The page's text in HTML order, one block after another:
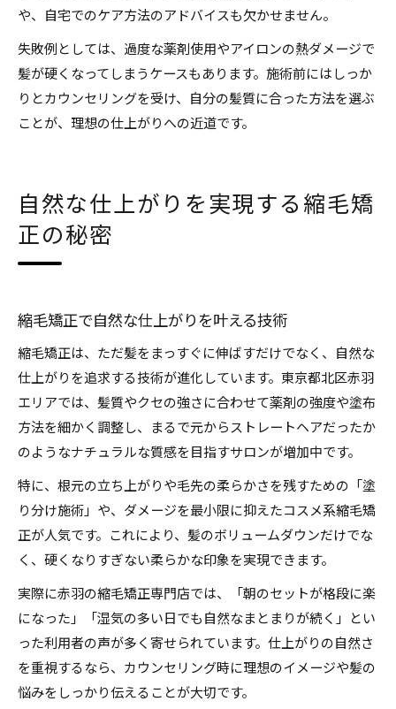
や、自宅でのケア方法のアドバイスも欠かせません。
失敗例としては、過度な薬剤使用やアイロンの熱ダメージで
髪が硬くなってしまうケースもあります。施術前にはしっか
りとカウンセリングを受け、自分の髪質に合った方法を選ぶ
ことが、理想の仕上がりへの近道です。
自然な仕上がりを実現する縮毛矯
正の秘密
縮毛矯正で自然な仕上がりを叶える技術
縮毛矯正は、ただ髪をまっすぐに伸ばすだけでなく、自然な
仕上がりを追求する技術が進化しています。東京都北区赤羽
エリアでは、髪質やクセの強さに合わせて薬剤の強度や塗布
方法を細かく調整し、まるで元からストレートヘアだったか
のようなナチュラルな質感を目指すサロンが増加中です。
特に、根元の立ち上がりや毛先の柔らかさを残すための「塗
り分け施術」や、ダメージを最小限に抑えたコスメ系縮毛矯
正が人気です。これにより、髪のボリュームダウンだけでな
く、硬くなりすぎない柔らかな印象を実現できます。
実際に赤羽の縮毛矯正専門店では、「朝のセットが格段に楽
になった」「湿気の多い日でも自然なまとまりが続く」とい
った利用者の声が多く寄せられています。仕上がりの自然さ
を重視するなら、カウンセリング時に理想のイメージや髪の
悩みをしっかり伝えることが大切です。